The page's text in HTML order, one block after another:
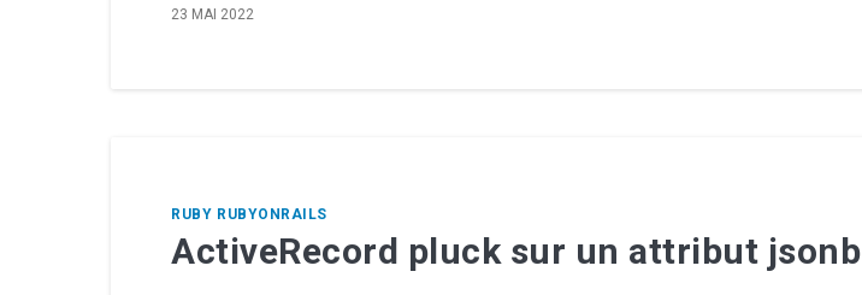
23 MAI 2022
RUBY RUBYONRAILS
ActiveRecord pluck sur un attribut jsonb